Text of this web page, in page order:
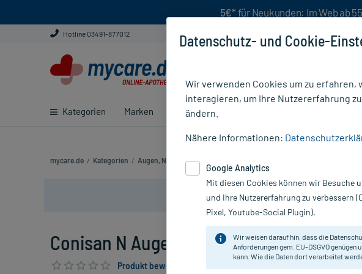
5€* für Neukunden: Im Web ab
Hotline 03491-877012
Kategorien Marken Ratgeber
mycare.de / Kategorien / Augen, Nase & Ohren
Nur für kurze Zeit:
Conisan N Augentropfen, 20X0.5 ml
Produkt bewerten & PlusHerzen sichern
Datenschutz- und Cookie-
Wir verwenden Cookies um zu erfahren,
interagieren, um Ihre Nutzererfahrung
ändern.
Nähere Informationen:
Google Analytics
Mit diesen Cookies können wir Besuche
und Ihre Nutzererfahrung zu verbessern
Pixel, Youtube-Social Plugin).
Wir weisen darauf hin, dass die
Anforderungen gem. EU-DSGVO
kann. Wie die Daten dort verarbeitet